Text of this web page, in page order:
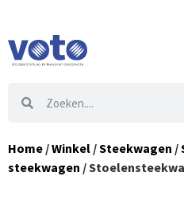
Home /Winkel /Steekwagen /
steekwagen /